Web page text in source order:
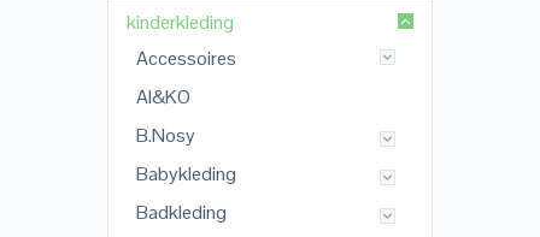
kinderkleding
Accessoires
AI&KO
B.Nosy
Babykleding
Badkleding